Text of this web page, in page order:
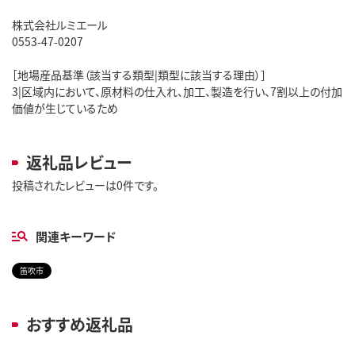
株式会社ルミエール
0553-47-0207
［地場産品基準（該当する類型|類型に該当する理由）］
3|区域内において、原材料の仕入れ、加工、製造を行い、7割以上の付加
価値が生じているため
返礼品レビュー
投稿されたレビューは0件です。
関連キーワード
笛吹市
おすすめ返礼品